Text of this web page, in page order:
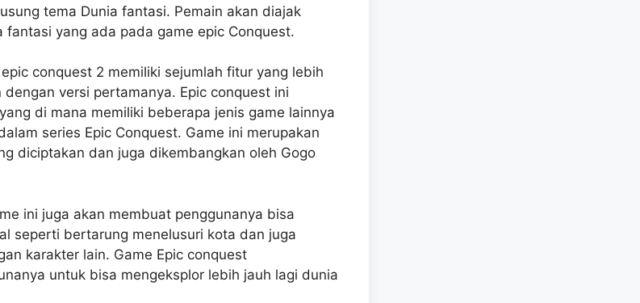
tema Dunia fantasi. Pemain akan diajak
fantasi yang ada pada game epic Conquest.
conquest 2 memiliki sejumlah fitur yang lebih
versi pertamanya. Epic conquest ini
di mana memiliki beberapa jenis game lainnya
series Epic Conquest. Game ini merupakan
diciptakan dan juga dikembangkan oleh Gogo
ini juga akan membuat penggunanya bisa
seperti bertarung menelusuri kota dan juga
karakter lain. Game Epic conquest
untuk bisa mengeksplor lebih jauh lagi dunia